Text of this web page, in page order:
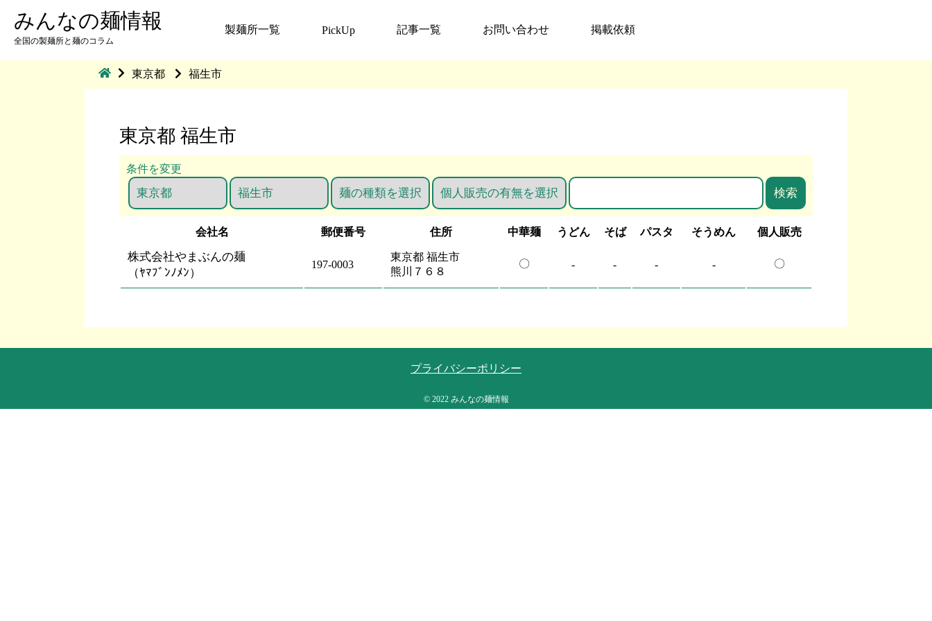
みんなの麺情報
全国の製麺所と麺のコラム
製麺所一覧 PickUp 記事一覧 お問い合わせ 掲載依頼
東京都 福生市
東京都 福生市
条件を変更
会社名 郵便番号 住所 中華麺 うどん そば パスタ そうめん 個人販売
株式会社やまぶんの麺
（ﾔﾏﾌﾞﾝﾉﾒﾝ）
197-0003
東京都 福生市
熊川７６８
〇 - - - - 〇
プライバシーポリシー
© 2022 みんなの麺情報